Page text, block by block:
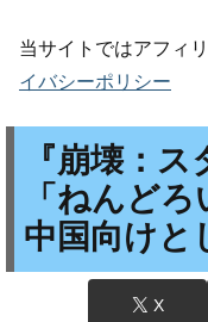
当サイトではアフィ
イバシーポリシー
『崩壊：
「ねんど
中国向けと
X